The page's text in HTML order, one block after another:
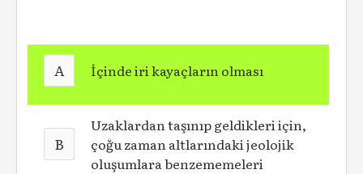
A İçinde iri kayaçların olması
B
Uzaklardan taşınıp geldikleri için,
çoğu zaman altlarındaki jeolojik
oluşumlara benzememeleri